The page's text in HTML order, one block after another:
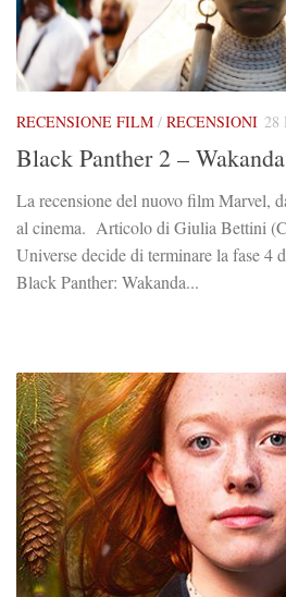
RECENSIONE FILM / RECENSIONI 28
Black Panther 2 –
La recensione del nuovo film Marvel,
al cinema. Articolo di Giulia Bettini
Universe decide di terminare la fase 4
Black Panther: Wakanda...